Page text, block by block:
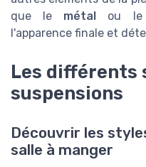
que le métal ou
l'apparence finale et
Les différents
suspensions
Découvrir les
salle à manger